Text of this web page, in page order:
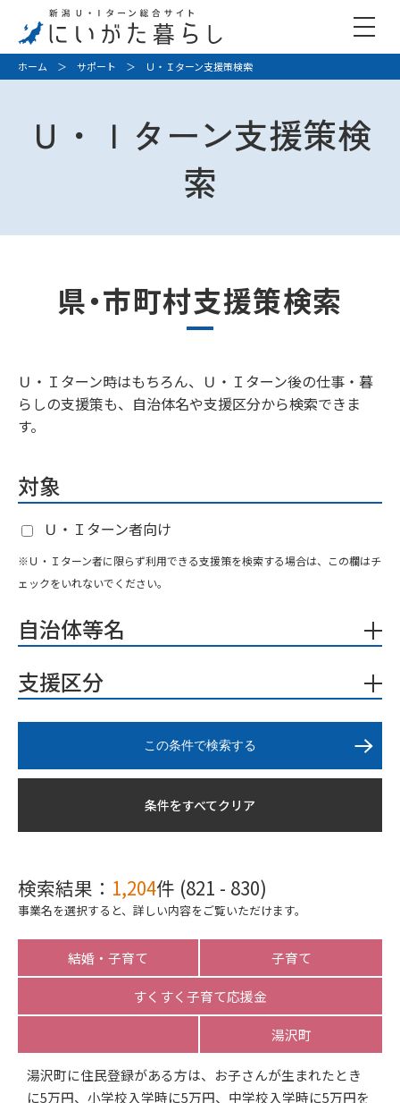
ホーム ＞ サポート ＞ Ｕ・Ｉターン支援策検索
Ｕ・Ｉターン支援策検
索
県・市町村支援策検索
Ｕ・Ｉターン時はもちろん、Ｕ・Ｉターン後の仕事・暮
らしの支援策も、自治体名や支援区分から検索できま
す。
対象
Ｕ・Ｉターン者向け
※Ｕ・Ｉターン者に限らず利用できる支援策を検索する場合は、この欄はチ
ェックをいれないでください。
自治体等名
支援区分
この条件で検索する
条件をすべてクリア
検索結果： 1,204件 (821 - 830)
事業名を選択すると、詳しい内容をご覧いただけます。
結婚・子育て 子育て
すくすく子育て応援金
湯沢町
湯沢町に住民登録がある方は、お子さんが生まれたとき
に5万円、小学校入学時に5万円、中学校入学時に5万円を